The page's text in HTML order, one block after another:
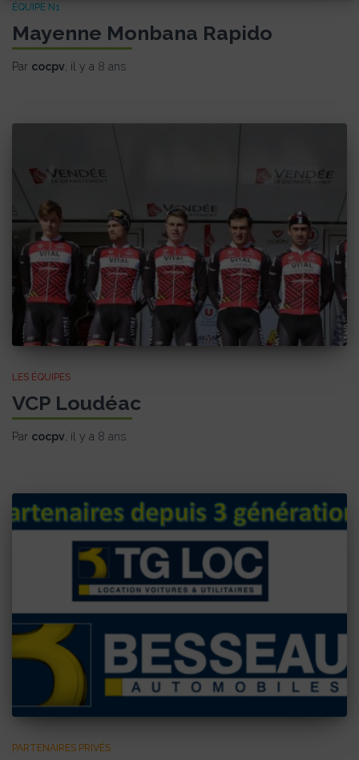
ÉQUIPE N1
Mayenne Monbana Rapido
Par cocpv , il y a 8 ans
LES ÉQUIPES
VCP Loudéac
Par cocpv, il y a 8 ans
PARTENAIRES PRIVÉS